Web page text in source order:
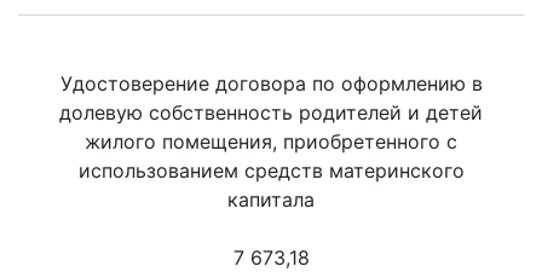
Удостоверение договора по оформлению в
долевую собственность родителей и детей
жилого помещения, приобретенного с
использованием средств материнского
капитала
7 673,18